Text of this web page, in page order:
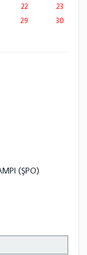
22
23
29
30
(ŞPO)